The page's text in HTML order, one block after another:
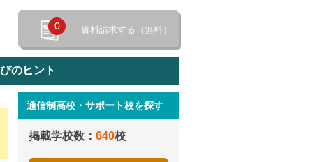
0 資料請求する（無料）
のヒント
通信制高校・サポート校を探す
掲載学校数： 640校